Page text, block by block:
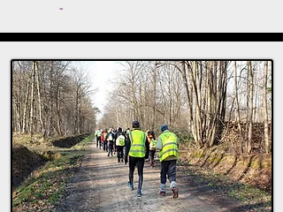
-
Lien sur les noms
Voir